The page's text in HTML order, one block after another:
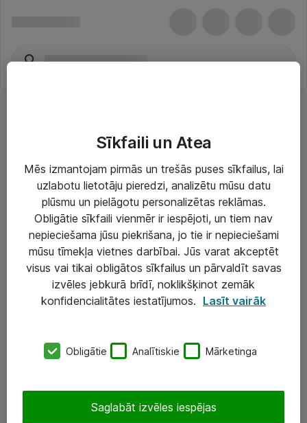
Risinājumi & Pakalpojumi
IT serviss un atbalsts
IT infrastruktūra
Darba vietu IT risinājumi
Serveri un datu centri
SIA „ATEA”
eShop@atea.lv
Sīkfaili un Atea
Mēs izmantojam pirmās un trešās puses sīkfailus, lai
uzlabotu lietotāju pieredzi, analizētu mūsu datu
plūsmu un pielāgotu personalizētas reklāmas.
Obligātie sīkfaili vienmēr ir iespējoti, un tiem nav
nepieciešama jūsu piekrišana, jo tie ir nepieciešami
mūsu tīmekļa vietnes darbībai. Jūs varat akceptēt
visus vai tikai obligātos sīkfailus un pārvaldīt savas
izvēles jebkurā brīdī, noklikšķinot zemāk
konfidencialitātes iestatījumos. Lasīt vairāk
Obligātie Analītiskie Mārketinga
Saglabāt izvēles iespējas